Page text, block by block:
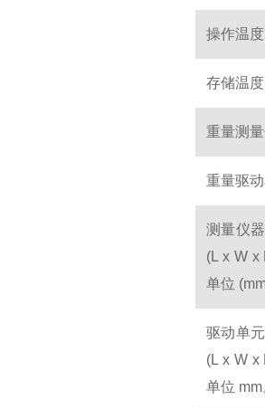
操作温度
存储温度
重量测
重量驱
测量仪
(L x W x
单位
驱动单
(L x W x
单位